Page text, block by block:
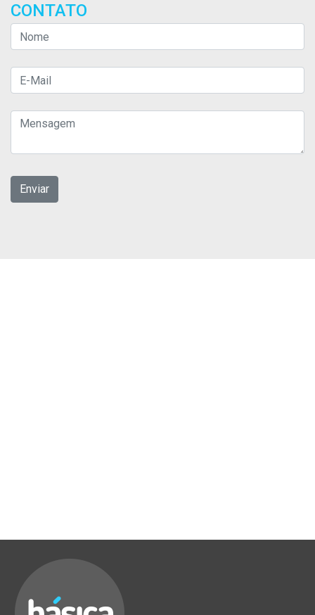
CONTATO